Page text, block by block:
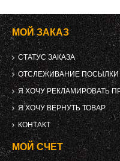
МОЙ ЗАКАЗ
СТАТУС ЗАКАЗА
ОТСЛЕЖИВАНИЕ ПОСЫЛКИ
Я ХОЧУ РЕКЛАМИРОВАТЬ
Я ХОЧУ ВЕРНУТЬ ТОВАР
КОНТАКТ
МОЙ СЧЕТ